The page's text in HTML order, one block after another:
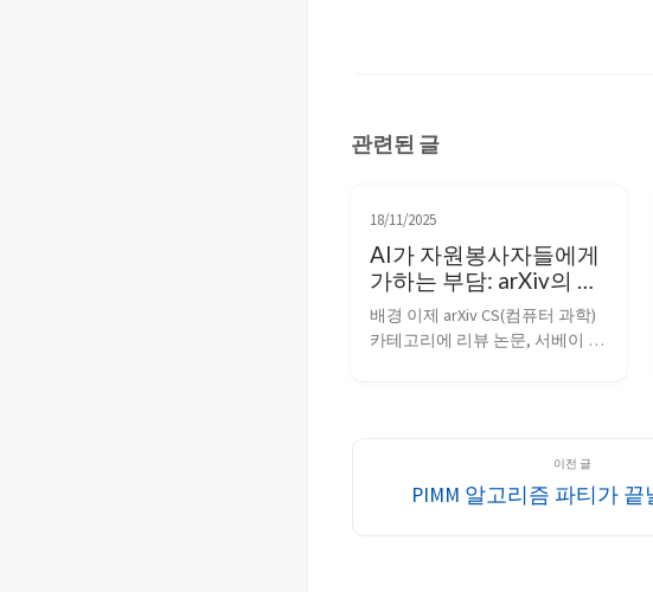
관련된 글
18/11/2025
AI가 자원봉사자들에게
가하는 부담: arXiv의 CS
카테고리 중재 관행 업
데이트와 FFmpeg의 입
배경 이제 arXiv CS(컴퓨터 과학)
카테고리에 리뷰 논문, 서베이 논
는 논문을 거부할 수 있다. arXiv
의 관행 업데이트 Attention
PIMM 알고리즘 파티가 끝